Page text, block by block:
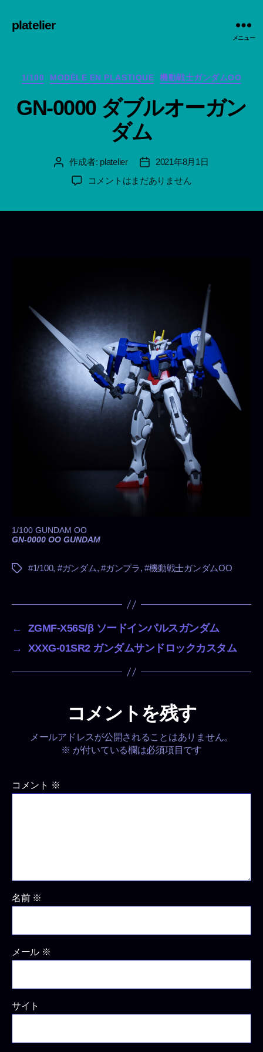
platelier
メニュー
カ
ゴ
リ
ー
1/100 MODÈLE EN PLASTIQUE 機動戦士ガンダムOO
GN-0000 ダブルオーガン
ダム
投
作成者: platelier
投
稿
日
2021年8月1日
GN-
へ
の
コメントはまだありません
1/100 GUNDAM OO
GN-0000 OO GUNDAM
タ
#1/100, #ガンダム,#ガンプラ,#機動戦士ガンダムOO
←
ZGMF-X56S/β ソードインパルスガンダム
→
XXXG-01SR2 ガンダムサンドロックカスタム
コメントを残す
メールアドレスが公開されることはありません。
※ が付いている欄は必須項目です
コメント ※
名前 ※
メール ※
サイト